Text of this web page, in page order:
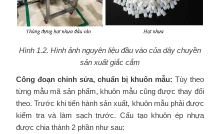
Hình 1.2. Hình ảnh nguyên liệu đầu vào của dây chuyền
sản xuất giắc cắm
Công đoạn chỉnh sửa, chuẩn bị khuôn mẫu: Tùy theo
từng mẫu mã sản phẩm, khuôn mẫu cũng được thay đổi
theo. Trước khi tiến hành sản xuất, khuôn mẫu phải được
kiểm tra và làm sạch trước. Cấu tạo khuôn ép nhựa
được chia thành 2 phần như sau: